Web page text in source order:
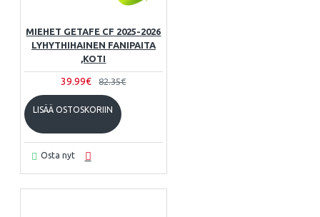
MIEHET GETAFE CF 2025-2026
LYHYTHIHAINEN FANIPAITA
,KOTI
39.99€ 82.35€
LISÄÄ OSTOSKORIIN
Osta nyt